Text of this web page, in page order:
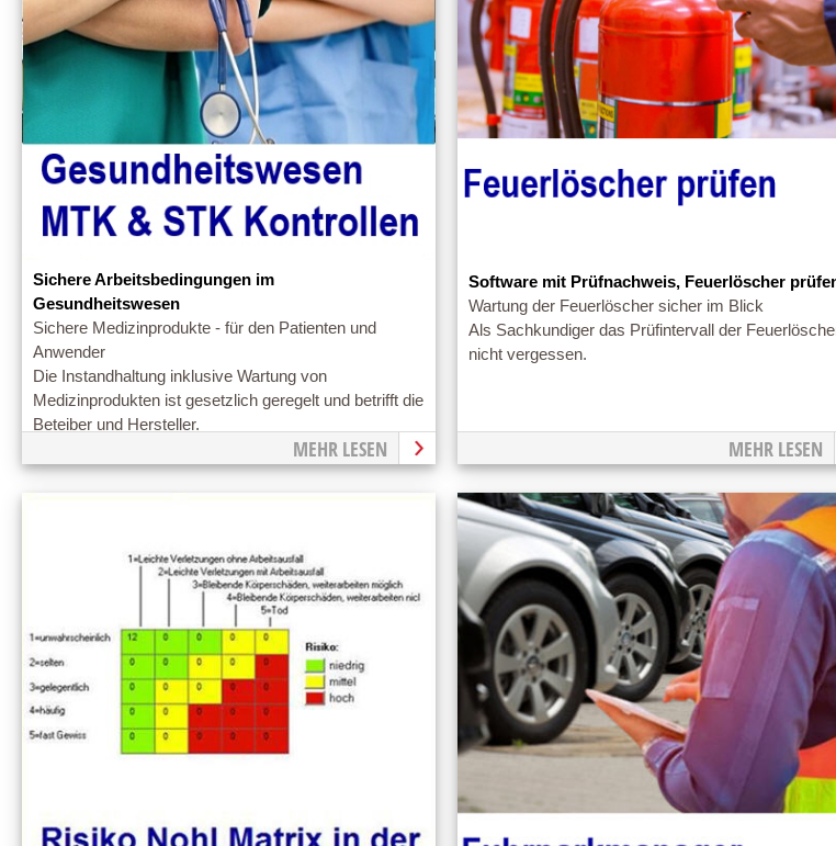
Sichere Arbeitsbedingungen im
Gesundheitswesen
Sichere Medizinprodukte - für den Patienten und
Anwender
Die Instandhaltung inklusive Wartung von
Medizinprodukten ist gesetzlich geregelt und betrifft die
Beteiber und Hersteller.
MEHR LESEN
Software mit Prüfnachweis, Feuerlöscher
Wartung der Feuerlöscher sicher im Blick
Als Sachkundiger das Prüfintervall der
nicht vergessen.
MEHR LESEN